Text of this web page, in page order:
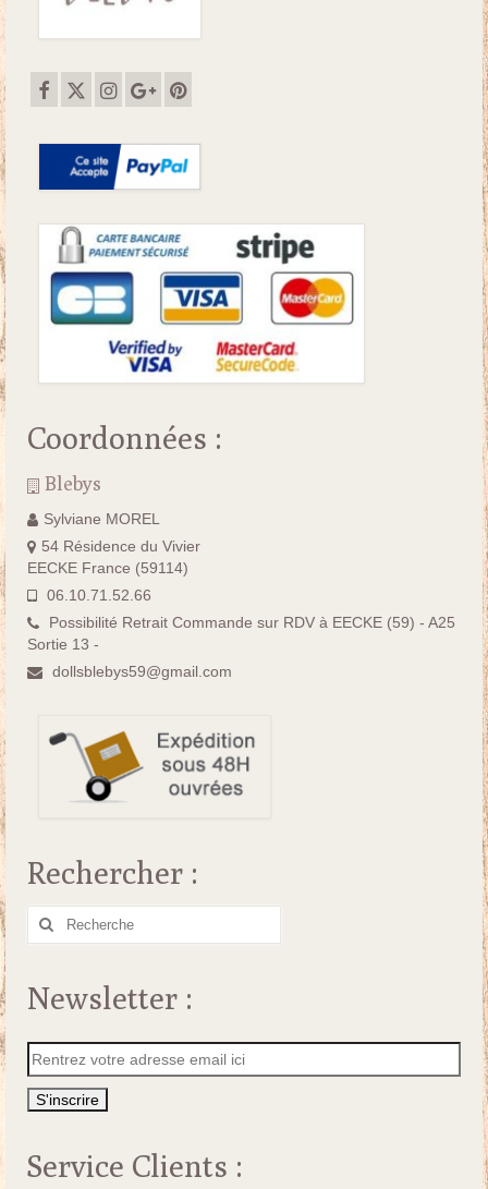
Coordonnées :
Blebys
Sylviane MOREL
54 Résidence du Vivier
EECKE France (59114)
06.10.71.52.66
Possibilité Retrait Commande sur RDV à EECKE (59) - A25
Sortie 13 -
dollsblebys59@gmail.com
Rechercher :
Rechercher
Newsletter :
Service Clients :